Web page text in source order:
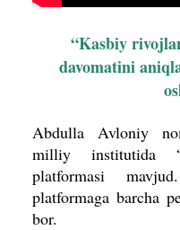
“Kasbiy
davomatini
Abdulla Avloniy
milliy institutida
platformasi
platformaga barcha
bor.